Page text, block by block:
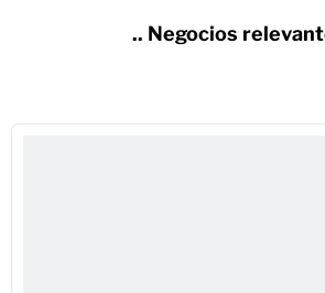
.. Negocios